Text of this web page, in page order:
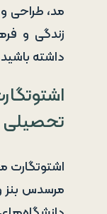
مد، طراحی و
زندگی و
داشته
تحصیلی
اشتوتگارت
مرسدس بنز